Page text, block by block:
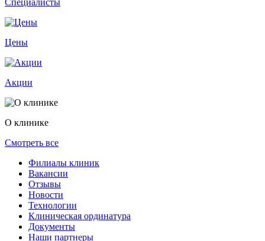
Специалисты
Цены
Акции
О клинике
Смотреть все
Филиалы клиник
Вакансии
Отзывы
Новости
Технологии
Клиническая ординатура
Документы
Наши партнеры